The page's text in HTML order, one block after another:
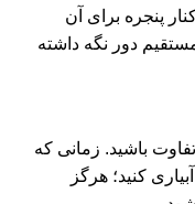
پنجره برای آن
دور نگه داشته
باشید. زمانی که
کنید؛ هرگز